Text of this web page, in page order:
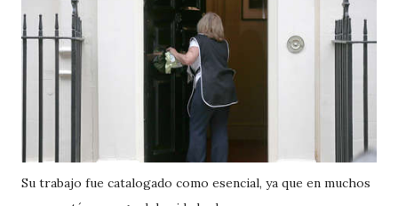
Su trabajo fue catalogado como esencial, ya que en muchos